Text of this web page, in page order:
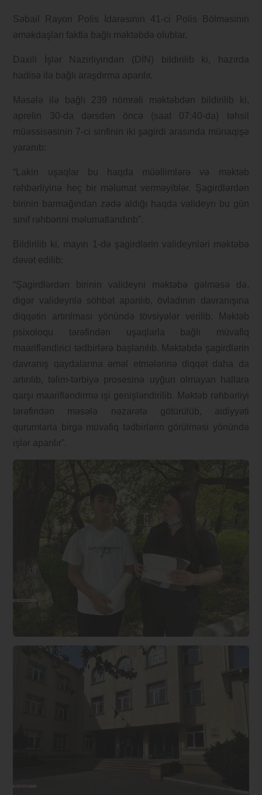
Səbail Rayon Polis İdarəsinin 41-ci Polis Bölməsinin
əməkdaşları faktla bağlı məktəbdə olublar.
Daxili İşlər Nazirliyindən (DİN) bildirilib ki, hazırda
hadisə ilə bağlı araşdırma aparılır.
Məsələ ilə bağlı 239 nömrəli məktəbdən bildirilib ki,
aprelin 30-da dərsdən öncə (saat 07:40-da) təhsil
müəssisəsinin 7-ci sinfinin iki şagirdi arasında münaqişə
yaranıb:
“Lakin uşaqlar bu haqda müəllimlərə və məktəb
rəhbərliyinə heç bir məlumat verməyiblər. Şagirdlərdən
birinin barmağından zədə aldığı haqda valideyn bu gün
sinif rəhbərini məlumatlandırıb”.
Bildirilib ki, mayın 1-də şagirdlərin valideynləri məktəbə
dəvət edilib:
“Şagirdlərdən birinin valideyni məktəbə gəlməsə də,
digər valideynlə söhbət aparılıb, övladının davranışına
diqqətin artırılması yönündə tövsiyələr verilib. Məktəb
psixoloqu tərəfindən uşaqlarla bağlı müvafiq
maarifləndirici tədbirlərə başlanılıb. Məktəbdə şagirdlərin
davranış qaydalarına əməl etmələrinə diqqət daha da
artırılıb, təlim-tərbiyə prosesinə uyğun olmayan hallara
qarşı maarifləndirmə işi genişləndirilib. Məktəb rəhbərliyi
tərəfindən məsələ nəzarətə götürülüb, aidiyyəti
qurumlarla birgə müvafiq tədbirlərin görülməsi yönündə
işlər aparılır”.